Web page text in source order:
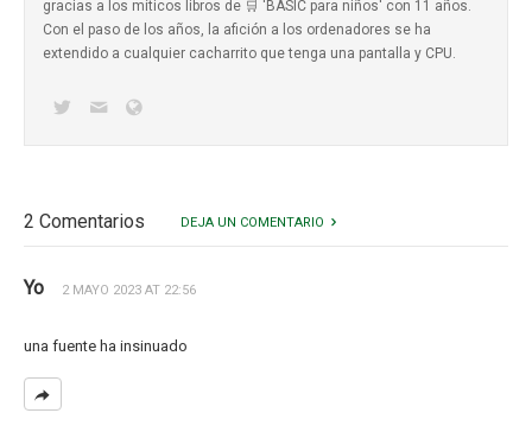
gracias a los míticos libros de 🛒 'BASIC para niños' con 11 años.
Con el paso de los años, la afición a los ordenadores se ha
extendido a cualquier cacharrito que tenga una pantalla y CPU.
2 Comentarios DEJA UN COMENTARIO
Yo 2 MAYO 2023 AT 22:56
una fuente ha insinuado